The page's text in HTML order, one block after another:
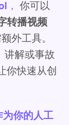
， 你可以
转播视频
外工具。
讲解或事故
你快速从创
你的人工